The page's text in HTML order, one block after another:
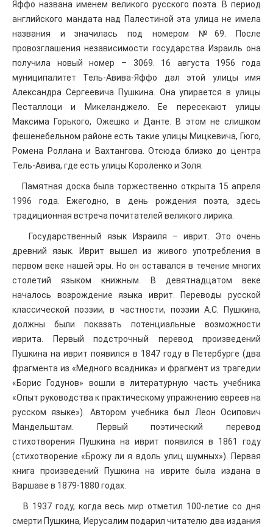
Яффо названа именем великого русского поэта. В период
английского мандата над Палестиной эта улица не имела
названия и значилась под номером №69. После
провозглашения независимости государства Израиль она
получила новый номер – 3069. 16 августа 1956 года
муниципалитет Тель-Авива-Яффо дал этой улицы имя
Александра Сергеевича Пушкина. Она упирается в улицы
Песталлоци и Микеланджело. Ее пересекают улицы
Максима Горького, Ожешко и Данте. В этом не слишком
фешенебельном районе есть такие улицы Мицкевича, Гюго,
Ромена Роллана и Вахтангова. Отсюда близко до центра
Тель-Авива, где есть улицы Короленко и Золя.
Памятная доска была торжественно открыта 15 апреля
1996 года. Ежегодно, в день рождения поэта, здесь
традиционная встреча почитателей великого лирика.
Государственный язык Израиля – иврит. Это очень
древний язык. Иврит вышел из живого употребления в
первом веке нашей эры. Но он оставался в течение многих
столетий языком книжным. В девятнадцатом веке
началось возрождение языка иврит. Переводы русской
классической поэзии, в частности, поэзии А.С. Пушкина,
должны были показать потенциальные возможности
иврита. Первый подстрочный перевод произведений
Пушкина на иврит появился в 1847 году в Петербурге (два
фрагмента из «Медного всадника» и фрагмент из трагедии
«Борис Годунов» вошли в литературную часть учебника
«Опыт руководства к практическому упражнению евреев на
русском языке»). Автором учебника был Леон Осипович
Мандельштам. Первый поэтический перевод
стихотворения Пушкина на иврит появился в 1861 году
(стихотворение «Брожу ли я вдоль улиц шумных»). Первая
книга произведений Пушкина на иврите была издана в
Варшаве в 1879-1880 годах.
В 1937 году, когда весь мир отметил 100-летие со дня
смерти Пушкина, Иерусалим подарил читателю два издания